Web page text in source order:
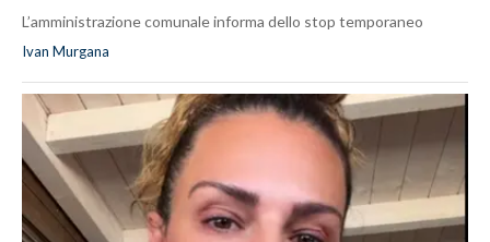
L’amministrazione comunale informa dello stop temporaneo
Ivan Murgana